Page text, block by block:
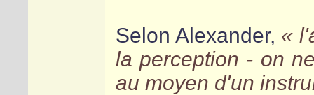
Selon Alexander,
la perception - on
au moyen d'un